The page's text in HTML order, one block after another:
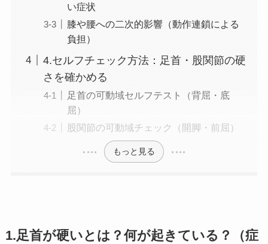
い症状
膝や腰への二次的影響（動作連鎖による
負担）
4.セルフチェック方法：足首・股関節の硬
さを確かめる
足首の可動域セルフテスト（背屈・底
屈）
股関節の可動域チェック（開脚・前屈）
もっと見る
1.足首が硬いとは？何が起きている？（症